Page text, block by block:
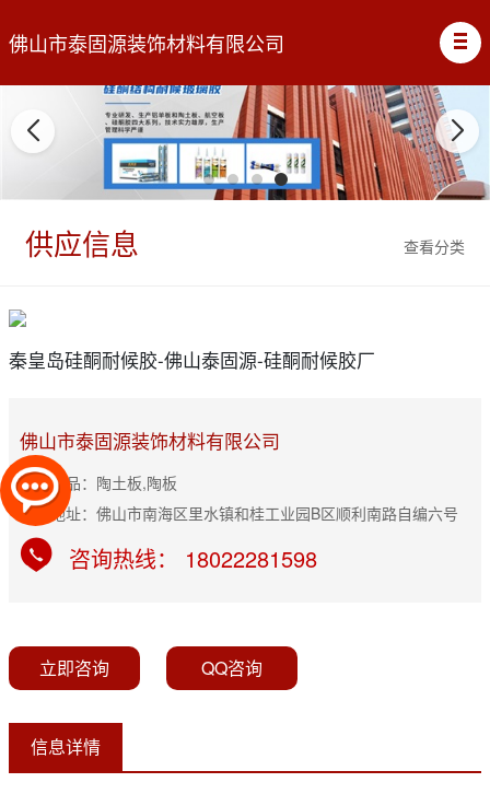
佛山市泰固源装饰材料有限公司
查看分类
供应信息
秦皇岛硅酮耐候胶-佛山泰固源-硅酮耐候胶厂
佛山市泰固源装饰材料有限公司
主营产品：陶土板,陶板
公司地址：佛山市南海区里水镇和桂工业园B区顺利南路自编六号
咨询热线： 18022281598
立即咨询 QQ咨询
信息详情